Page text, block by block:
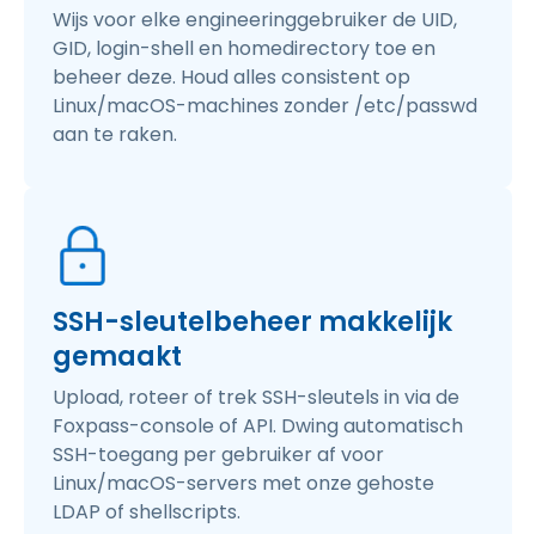
Wijs voor elke engineeringgebruiker de UID,
GID, login-shell en homedirectory toe en
beheer deze. Houd alles consistent op
Linux/macOS-machines zonder /etc/passwd
aan te raken.
SSH-sleutelbeheer makkelijk
gemaakt
Upload, roteer of trek SSH-sleutels in via de
Foxpass-console of API. Dwing automatisch
SSH-toegang per gebruiker af voor
Linux/macOS-servers met onze gehoste
LDAP of shellscripts.